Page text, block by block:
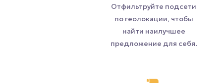
Отфильтруйте подсети
по геолокации, чтобы
найти наилучшее
предложение для себя.